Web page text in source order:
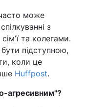
може
з
та колегами.
підступною,
коли це
Huffpost.
агресивним"?